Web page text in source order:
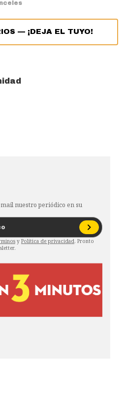
— ¡DEJA EL TUYO!
nuestro periódico en su
y Política de privacidad. Pronto